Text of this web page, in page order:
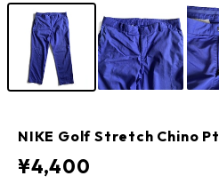
NIKE Golf Stretch Chino Pt
¥4,400